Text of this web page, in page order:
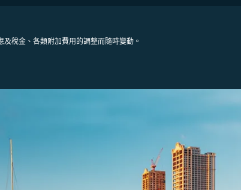
稅金、各類附加費用的調整而隨時變動。